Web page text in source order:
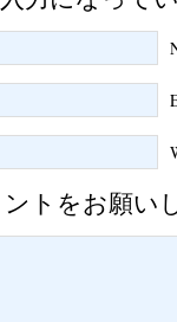
トをお願い